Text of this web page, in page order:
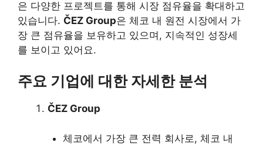
은 다양한 프로젝트를 통해 시장 점유율을 확대하고
있습니다. ČEZ Group은 체코 내 원전 시장에서 가
장 큰 점유율을 보유하고 있으며, 지속적인 성장세
를 보이고 있어요.
주요 기업에 대한 자세한 분석
ČEZ Group
체코에서 가장 큰 전력 회사로, 체코 내